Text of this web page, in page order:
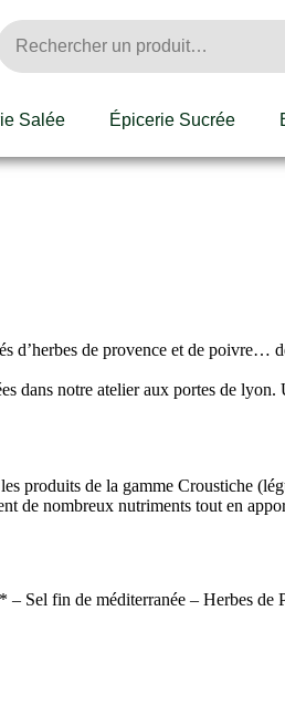
Salée Épicerie Sucrée
d’herbes de provence et de poivre…
dans notre atelier aux portes de
produits de la gamme Croustiche
de nombreux nutriments tout en
Sel fin de méditerranée – Herbes